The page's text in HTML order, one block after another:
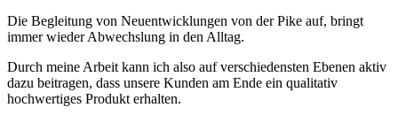
Die Begleitung von Neuentwicklungen von der Pike auf, bringt
immer wieder Abwechslung in den Alltag.
Durch meine Arbeit kann ich also auf verschiedensten Ebenen aktiv
dazu beitragen, dass unsere Kunden am Ende ein qualitativ
hochwertiges Produkt erhalten.